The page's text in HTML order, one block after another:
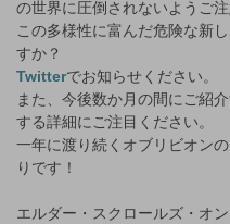
の世界に圧倒されないようご注
この多様性に富んだ危険な新
すか？
Twitterでお知らせください。
また、今後数か月の間にご紹
する詳細にご注目ください。
一年に渡り続くオブリビオン
りです！
エルダー・スクロールズ・オ